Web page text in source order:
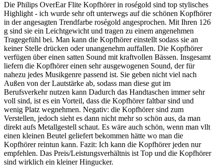
Die Philips OverEar Flite Kopfhörer in roségold sind top stylisches
Highlight - ich wurde sehr oft unterwegs auf die schönen Kopfhörer
in der angesagten Trendfarbe roségold angesprochen. Mit Ihren 126
g sind sie ein Leichtgewicht und tragen zu einem angenehmen
Tragegefühl bei. Man kann die Kopfhörer einstellt sodass sie an
keiner Stelle drücken oder unangenehm auffallen. Die Kopfhörer
verfügen über einen satten Sound mit kraftvollen Bässen. Insgesamt
liefern die Kopfhörer einen sehr ausgewogenen Sound, der für
nahezu jedes Musikgenre passend ist. Sie geben nicht viel nach
Außen von der Lautstärke ab, sodass man diese gut im
Berufsverkehr nutzen kann Dadurch das Handtaschen immer sehr
voll sind, ist es ein Vorteil, dass die Kopfhörer faltbar sind und
wenig Platz wegnehmen. Negativ: die Kopfhörer sind zum
Verstellen, jedoch sieht es dann nicht mehr so schön aus, da man
direkt aufs Metallgestell schaut. Es wäre auch schön, wenn man vllt
einen kleinen Beutel geliefert bekommen hätte wo man die
Kopfhörer reintun kann. Fazit: Ich kann die Kopfhörer jeden nur
empfehlen. Das Preis/Leistungsverhältnis ist Top und die Kopfhörer
sind wirklich ein kleiner Hingucker.